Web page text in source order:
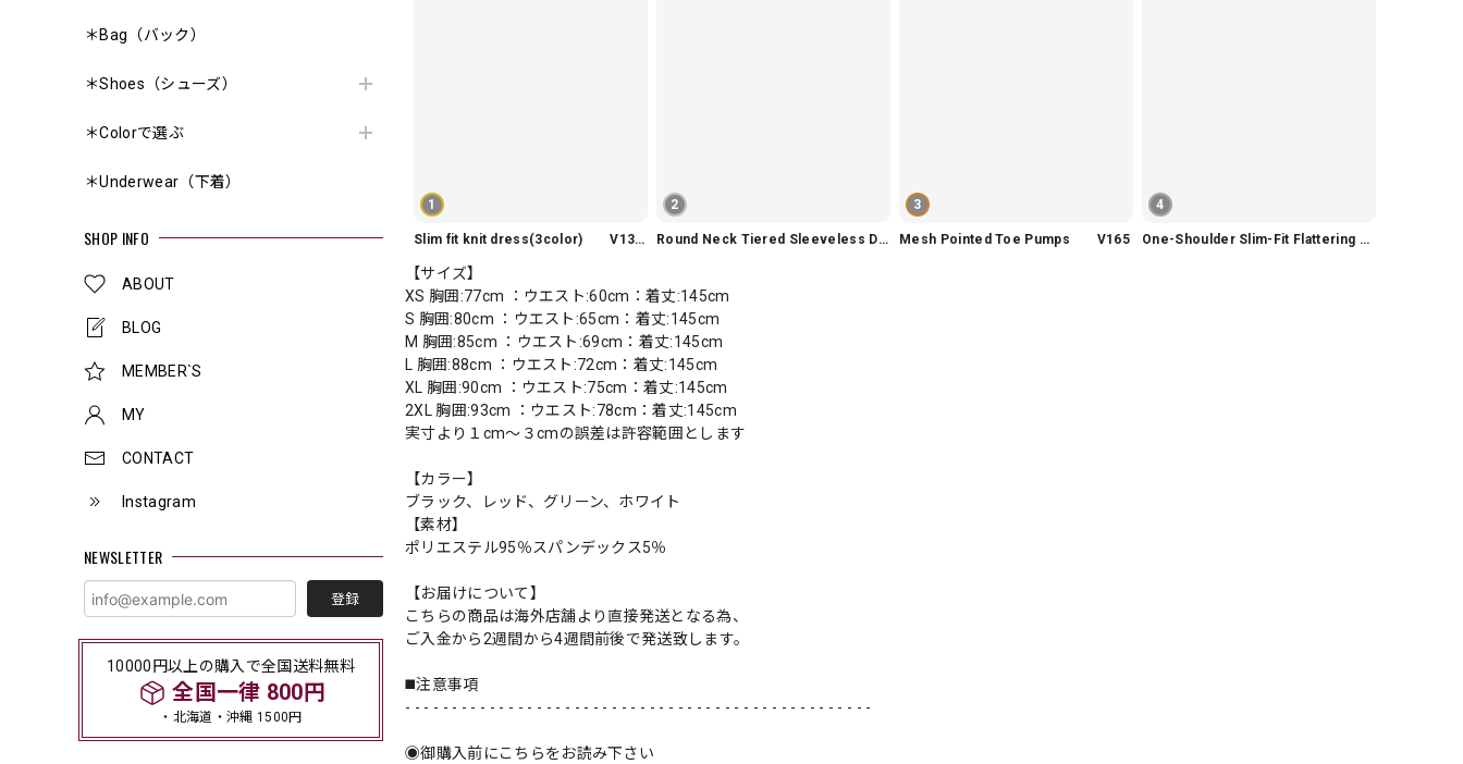
＊Bag（バック）
＊Shoes（シューズ）
＊Colorで選ぶ
＊Underwear（下着）
SHOP INFO
ABOUT
BLOG
MEMBER`S
MY
CONTACT
Instagram
NEWSLETTER
登録
10000円以上の購入で全国送料無料
全国一律 800円
・北海道・沖縄 1500円
1
Slim fit knit dress(3color) V1330
2
Round Neck Tiered Sleeveless Dress V2290
3
Mesh Pointed Toe Pumps V165
4
One-Shoulder Slim-Fit Flattering Mermaid Skirt Dress V2295
【サイズ】
XS 胸囲:77cm ：ウエスト:60cm：着丈:145cm
S 胸囲:80cm ：ウエスト:65cm：着丈:145cm
M 胸囲:85cm ：ウエスト:69cm：着丈:145cm
L 胸囲:88cm ：ウエスト:72cm：着丈:145cm
XL 胸囲:90cm ：ウエスト:75cm：着丈:145cm
2XL 胸囲:93cm ：ウエスト:78cm：着丈:145cm
実寸より１cm〜３cmの誤差は許容範囲とします
【カラー】
ブラック、レッド、グリーン、ホワイト
【素材】
ポリエステル95％スパンデックス5％
【お届けについて】
こちらの商品は海外店舗より直接発送となる為、
ご入金から2週間から4週間前後で発送致します。
◼️注意事項
- - - - - - - - - - - - - - - - - - - - - - - - - - - - - - - - - - - - - - - - - - - - - - - - - -
◉御購入前にこちらをお読み下さい